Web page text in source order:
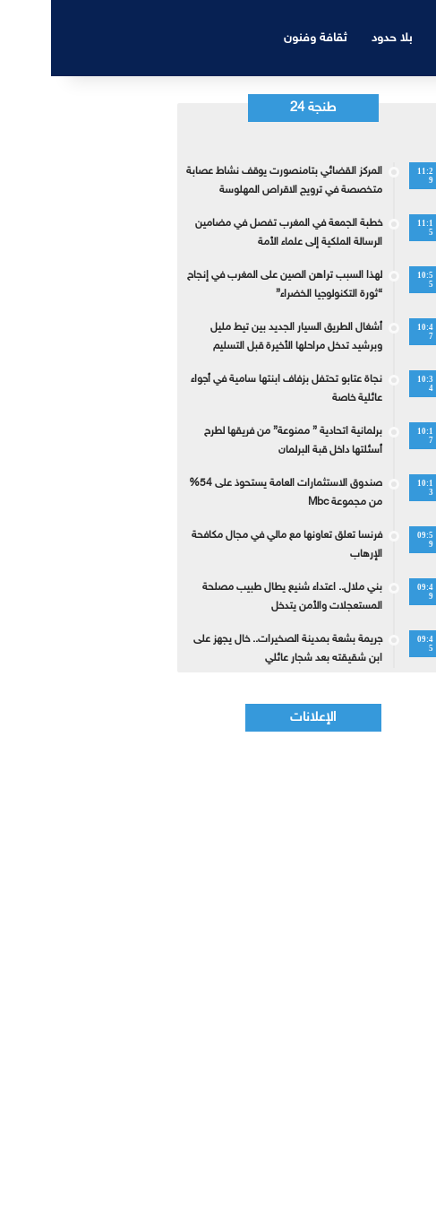
بلا حدود ثقافة وفنون
طنجة 24
11:2
9
المركز القضائي بتامنصورت يوقف نشاط عصابة
متخصصة في ترويج الاقراص المهلوسة
11:1
5
خطبة الجمعة في المغرب تفصل في مضامين
الرسالة الملكية إلى علماء الأمة
10:5
5
لهذا السبب تراهن الصين على المغرب في إنجاح
“ثورة التكنولوجيا الخضراء”
10:4
7
أشغال الطريق السيار الجديد بين تيط مليل
وبرشيد تدخل مراحلها الأخيرة قبل التسليم
10:3
4
نجاة عتابو تحتفل بزفاف ابنتها سامية في أجواء
عائلية خاصة
10:1
7
برلمانية اتحادية ” ممنوعة” من فريقها لطرح
أسئلتها داخل قبة البرلمان
10:1
3
صندوق الاستثمارات العامة يستحوذ على 54%
من مجموعة Mbc
09:5
9
فرنسا تعلق تعاونها مع مالي في مجال مكافحة
الإرهاب
09:4
9
بني ملال.. اعتداء شنيع يطال طبيب مصلحة
المستعجلات والأمن يتدخل
09:4
5
جريمة بشعة بمدينة الصخيرات.. خال يجهز على
ابن شقيقته بعد شجار عائلي
الإعلانات